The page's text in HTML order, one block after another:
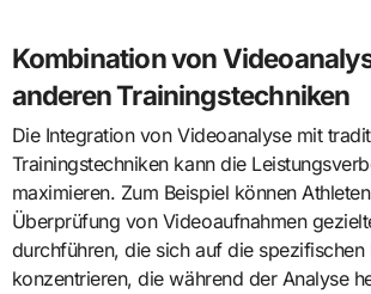
Kombination von
anderen Trainingstechniken
Die Integration von Videoanalyse mit
Trainingstechniken kann die
maximieren. Zum Beispiel können
Überprüfung von Videoaufnahmen
durchführen, die sich auf die spezifischen
konzentrieren, die während der Analyse